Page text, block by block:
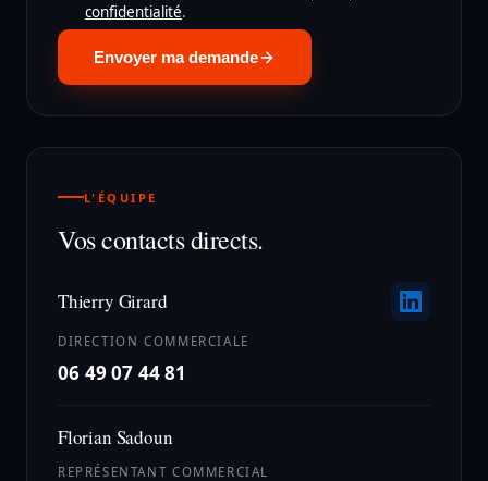
confidentialité.
Envoyer ma demande
L'ÉQUIPE
Vos contacts directs.
Thierry Girard
DIRECTION COMMERCIALE
06 49 07 44 81
Florian Sadoun
REPRÉSENTANT COMMERCIAL